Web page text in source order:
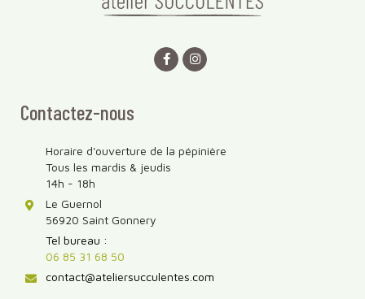
Contactez-nous
Horaire d'ouverture de la pépinière
Tous les mardis & jeudis
14h - 18h
Le Guernol
56920 Saint Gonnery
Tel bureau :
06 85 31 68 50
contact@ateliersucculentes.com